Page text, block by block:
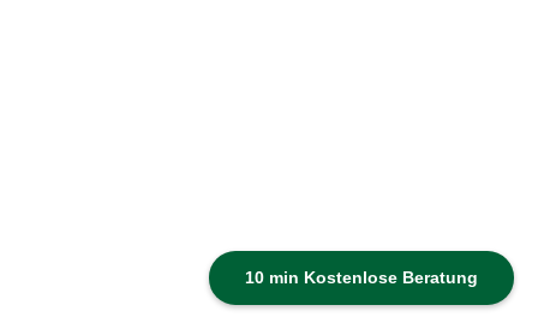
10 min Kostenlose Beratung